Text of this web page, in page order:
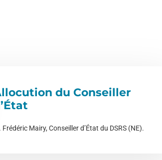
du Conseiller
Frédéric Mairy, Conseiller d’État du DSRS (NE).